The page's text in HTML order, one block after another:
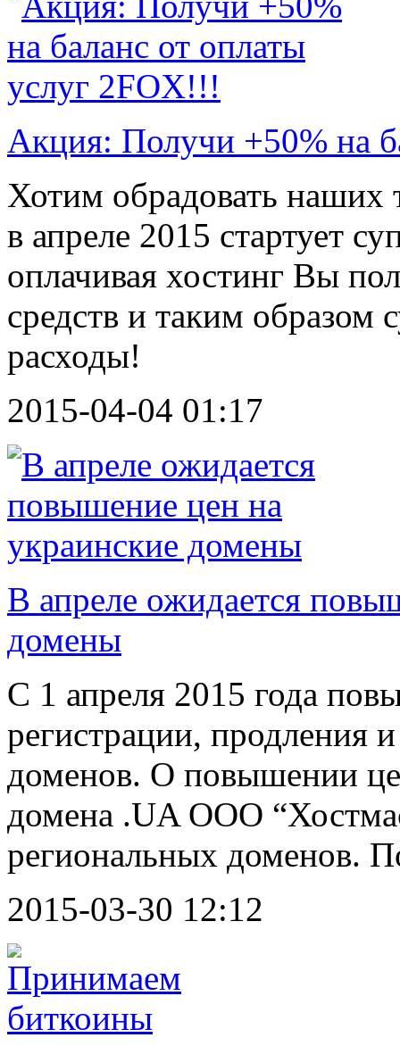
Акция: Получи +50% на
Хотим обрадовать
в апреле 2015 стартует
оплачивая хостинг Вы
средств и таким образом
расходы!
2015-04-04 01:17
В апреле ожидается
домены
С 1 апреля 2015 года
регистрации, продления
доменов. О повышении
домена .UA ООО
региональных доменов.
2015-03-30 12:12